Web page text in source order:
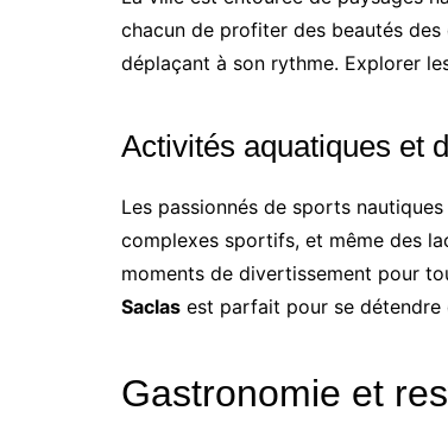
chacun de profiter des beautés
déplaçant à son rythme. Explorer
Activités aquatiques et
Les passionnés de sports
complexes sportifs, et même des
moments de divertissement pour
Saclas est parfait pour se détendre
Gastronomie et